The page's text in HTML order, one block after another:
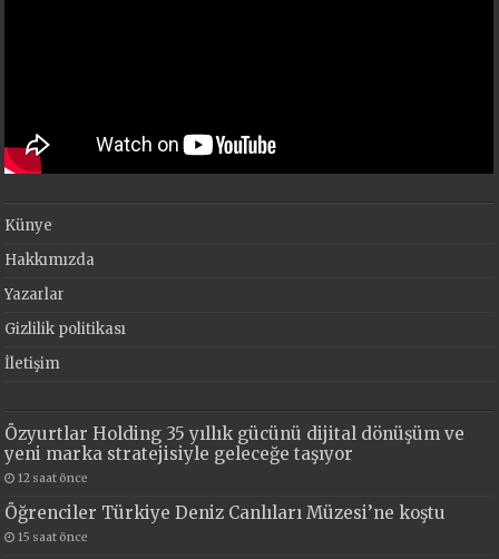
Künye
Hakkımızda
Yazarlar
Gizlilik politikası
İletişim
Özyurtlar Holding 35 yıllık gücünü dijital dönüşüm ve
yeni marka stratejisiyle geleceğe taşıyor
12 saat önce
Öğrenciler Türkiye Deniz Canlıları Müzesi’ne koştu
15 saat önce